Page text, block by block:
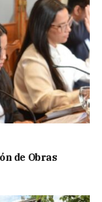
de Obras